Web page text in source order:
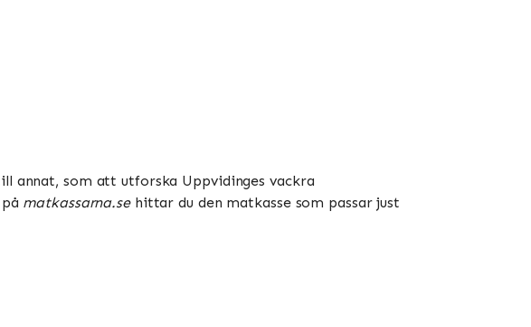
annat, som att utforska Uppvidinges vackra
matkassarna.sehittar du den matkasse som passar just